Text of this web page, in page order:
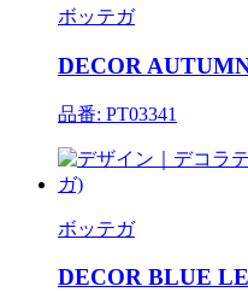
ボッテガ
DECOR
品番: PT03341
ボッテガ
DECOR BLUE